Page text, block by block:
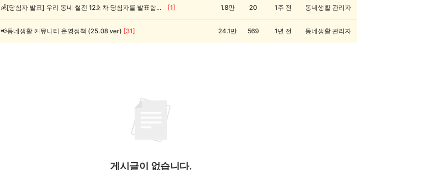
💰[당첨자 발표] 우리 동네 썰전 12회차 당첨자를 발표합니다! [1] 1.8만 20 1주 전 동네생활 관리자
📢동네생활 커뮤니티 운영정책 (25.08 ver) [31] 24.1만 569 1년 전 동네생활 관리자
게시글이 없습니다.